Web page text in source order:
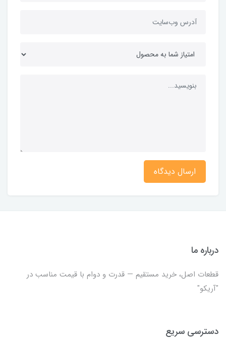
ارسال دیدگاه
درباره ما
قطعات اصل، خرید مستقیم — قدرت و دوام با قیمت مناسب در
"آریکو"
دسترسی سریع